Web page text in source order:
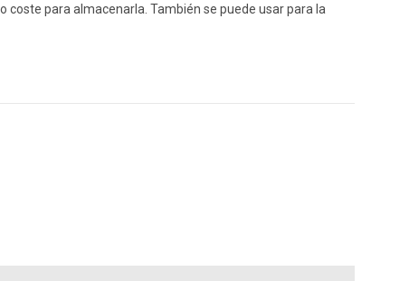
para almacenarla. También se puede usar para la